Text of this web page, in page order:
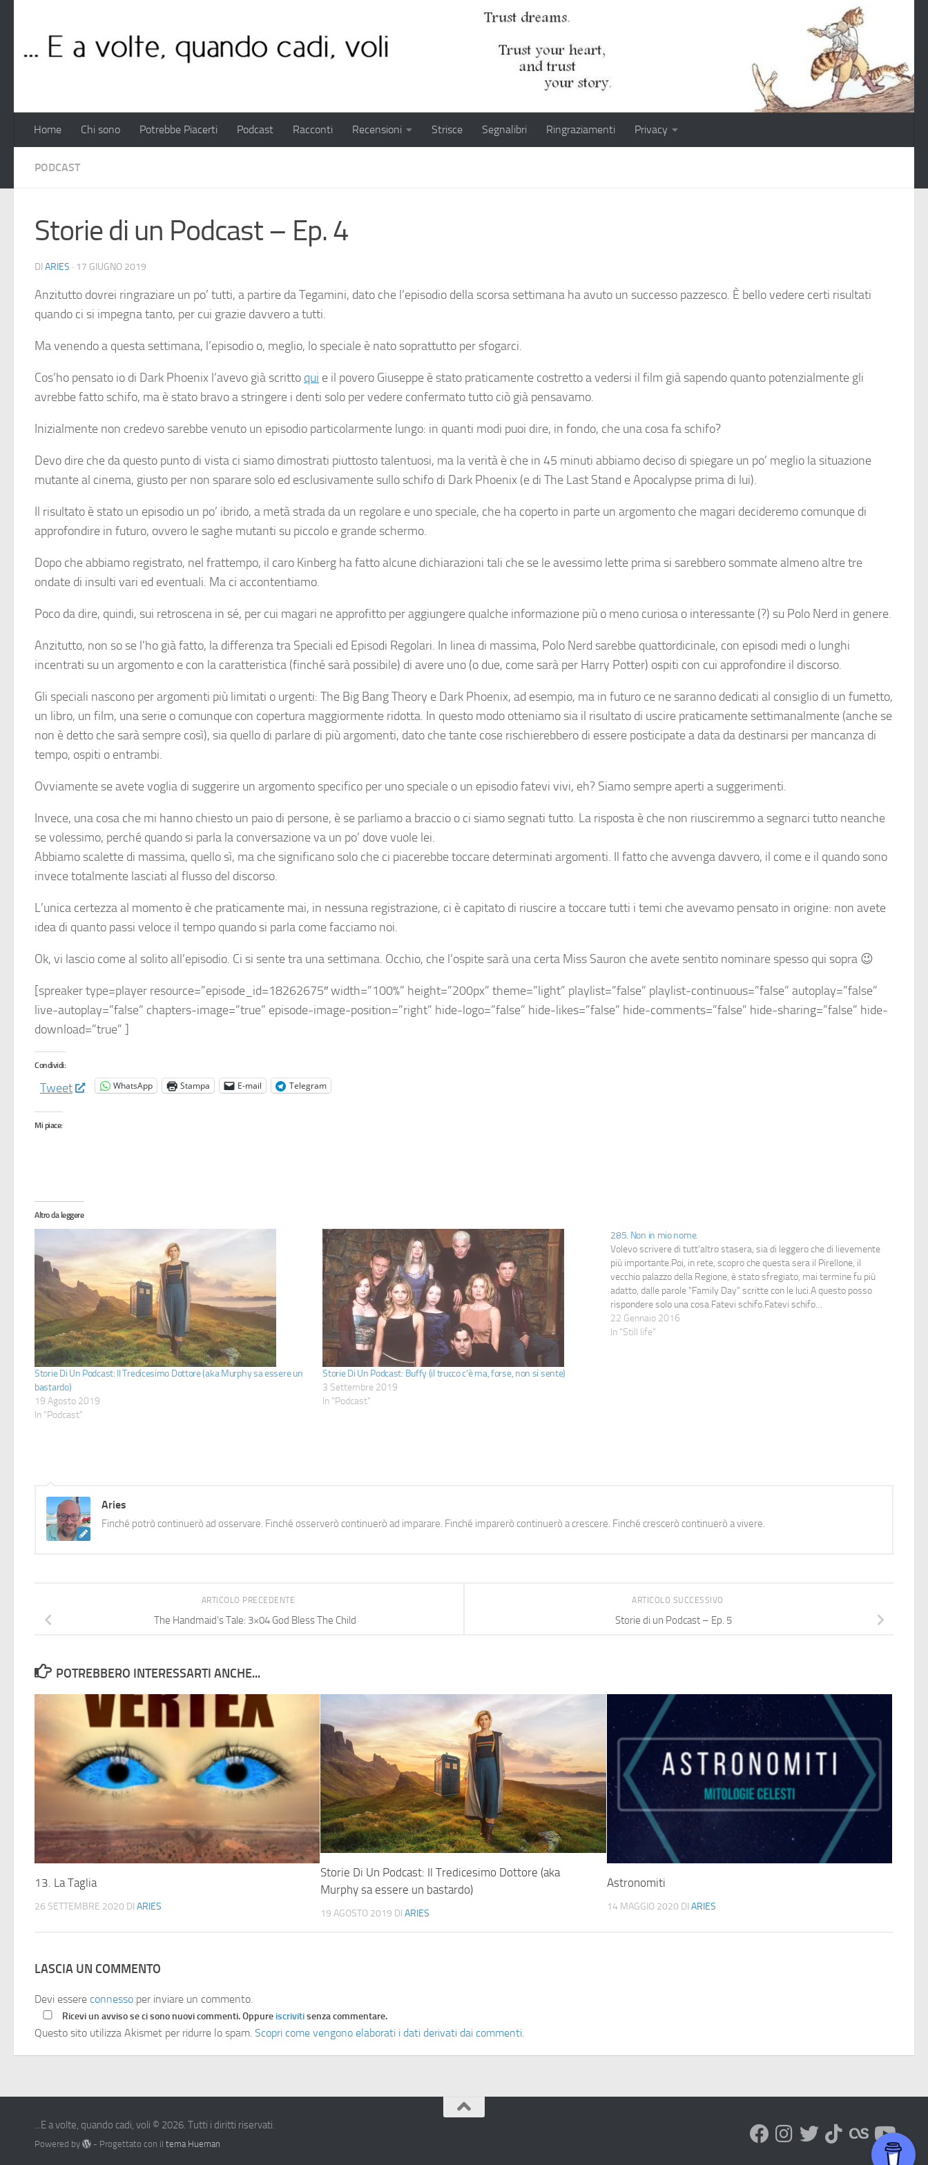
Home Chi sono Potrebbe Piacerti Podcast Racconti Recensioni Strisce Segnalibri Ringraziamenti Privacy
PODCAST
Storie di un Podcast – Ep. 4
DI ARIES · 17 GIUGNO 2019
Anzitutto dovrei ringraziare un po’ tutti, a partire da Tegamini, dato che l’episodio della scorsa settimana ha avuto un successo pazzesco. È bello vedere certi risultati
quando ci si impegna tanto, per cui grazie davvero a tutti.
Ma venendo a questa settimana, l’episodio o, meglio, lo speciale è nato soprattutto per sfogarci.
Cos’ho pensato io di Dark Phoenix l’avevo già scritto qui e il povero Giuseppe è stato praticamente costretto a vedersi il film già sapendo quanto potenzialmente gli
avrebbe fatto schifo, ma è stato bravo a stringere i denti solo per vedere confermato tutto ciò già pensavamo.
Inizialmente non credevo sarebbe venuto un episodio particolarmente lungo: in quanti modi puoi dire, in fondo, che una cosa fa schifo?
Devo dire che da questo punto di vista ci siamo dimostrati piuttosto talentuosi, ma la verità è che in 45 minuti abbiamo deciso di spiegare un po’ meglio la situazione
mutante al cinema, giusto per non sparare solo ed esclusivamente sullo schifo di Dark Phoenix (e di The Last Stand e Apocalypse prima di lui).
Il risultato è stato un episodio un po’ ibrido, a metà strada da un regolare e uno speciale, che ha coperto in parte un argomento che magari decideremo comunque di
approfondire in futuro, ovvero le saghe mutanti su piccolo e grande schermo.
Dopo che abbiamo registrato, nel frattempo, il caro Kinberg ha fatto alcune dichiarazioni tali che se le avessimo lette prima si sarebbero sommate almeno altre tre
ondate di insulti vari ed eventuali. Ma ci accontentiamo.
Poco da dire, quindi, sui retroscena in sé, per cui magari ne approfitto per aggiungere qualche informazione più o meno curiosa o interessante (?) su Polo Nerd in genere.
Anzitutto, non so se l’ho già fatto, la differenza tra Speciali ed Episodi Regolari. In linea di massima, Polo Nerd sarebbe quattordicinale, con episodi medi o lunghi
incentrati su un argomento e con la caratteristica (finché sarà possibile) di avere uno (o due, come sarà per Harry Potter) ospiti con cui approfondire il discorso.
Gli speciali nascono per argomenti più limitati o urgenti: The Big Bang Theory e Dark Phoenix, ad esempio, ma in futuro ce ne saranno dedicati al consiglio di un fumetto,
un libro, un film, una serie o comunque con copertura maggiormente ridotta. In questo modo otteniamo sia il risultato di uscire praticamente settimanalmente (anche se
non è detto che sarà sempre così), sia quello di parlare di più argomenti, dato che tante cose rischierebbero di essere posticipate a data da destinarsi per mancanza di
tempo, ospiti o entrambi.
Ovviamente se avete voglia di suggerire un argomento specifico per uno speciale o un episodio fatevi vivi, eh? Siamo sempre aperti a suggerimenti.
Invece, una cosa che mi hanno chiesto un paio di persone, è se parliamo a braccio o ci siamo segnati tutto. La risposta è che non riusciremmo a segnarci tutto neanche
se volessimo, perché quando si parla la conversazione va un po’ dove vuole lei.
Abbiamo scalette di massima, quello sì, ma che significano solo che ci piacerebbe toccare determinati argomenti. Il fatto che avvenga davvero, il come e il quando sono
invece totalmente lasciati al flusso del discorso.
L’unica certezza al momento è che praticamente mai, in nessuna registrazione, ci è capitato di riuscire a toccare tutti i temi che avevamo pensato in origine: non avete
idea di quanto passi veloce il tempo quando si parla come facciamo noi.
Ok, vi lascio come al solito all’episodio. Ci si sente tra una settimana. Occhio, che l’ospite sarà una certa Miss Sauron che avete sentito nominare spesso qui sopra 😉
[spreaker type=player resource=”episode_id=18262675″ width=”100%” height=”200px” theme=”light” playlist=”false” playlist-continuous=”false” autoplay=”false”
live-autoplay=”false” chapters-image=”true” episode-image-position=”right” hide-logo=”false” hide-likes=”false” hide-comments=”false” hide-sharing=”false” hide-
download=”true” ]
Condividi:
Tweet WhatsApp Stampa E-mail Telegram
Mi piace:
Altro da leggere
Storie Di Un Podcast: Il Tredicesimo Dottore (aka Murphy sa essere un
bastardo)
19 Agosto 2019
In "Podcast"
Storie Di Un Podcast: Buffy (il trucco c’è ma, forse, non si sente)
3 Settembre 2019
In "Podcast"
285. Non in mio nome.
Volevo scrivere di tutt'altro stasera, sia di leggero che di lievemente
più importante.Poi, in rete, scopro che questa sera il Pirellone, il
vecchio palazzo della Regione, è stato sfregiato, mai termine fu più
adatto, dalle parole "Family Day" scritte con le luci.A questo posso
rispondere solo una cosa.Fatevi schifo.Fatevi schifo…
22 Gennaio 2016
In "Still life"
Aries
Finché potrò continuerò ad osservare. Finché osserverò continuerò ad imparare. Finché imparerò continuerò a crescere. Finché crescerò continuerò a vivere.
ARTICOLO SUCCESSIVO
Storie di un Podcast – Ep. 5
ARTICOLO PRECEDENTE
The Handmaid’s Tale: 3×04 God Bless The Child
POTREBBERO INTERESSARTI ANCHE...
13. La Taglia
26 SETTEMBRE 2020 DI ARIES
Storie Di Un Podcast: Il Tredicesimo Dottore (aka
Murphy sa essere un bastardo)
19 AGOSTO 2019 DIARIES
Astronomiti
14 MAGGIO 2020 DI ARIES
LASCIA UN COMMENTO
Devi essere connesso per inviare un commento.
Ricevi un avviso se ci sono nuovi commenti. Oppure iscrivitisenza commentare.
Questo sito utilizza Akismet per ridurre lo spam. Scopri come vengono elaborati i dati derivati dai commenti
...E a volte, quando cadi, voli © 2026. Tutti i diritti riservati.
Powered by - Progettato con iltema Hueman